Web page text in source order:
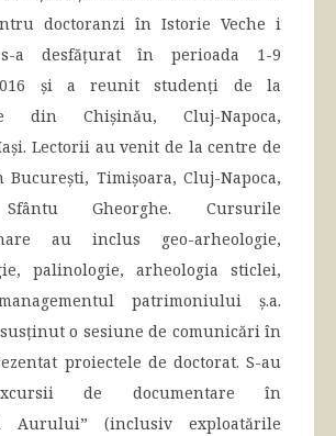
doctoranzi în Istorie Veche i
a desfățurat în perioada 1-9
și a reunit studenți de la
din Chișinău, Cluj-Napoca,
Lectorii au venit de la centre de
București, Timișoara, Cluj-Napoca,
Gheorghe. Cursurile
au inclus geo-arheologie,
palinologie, arheologia sticlei,
patrimoniului ș.a.
o sesiune de comunicări în
proiectele de doctorat. S-au
de documentare în
Aurului” (inclusiv exploatările